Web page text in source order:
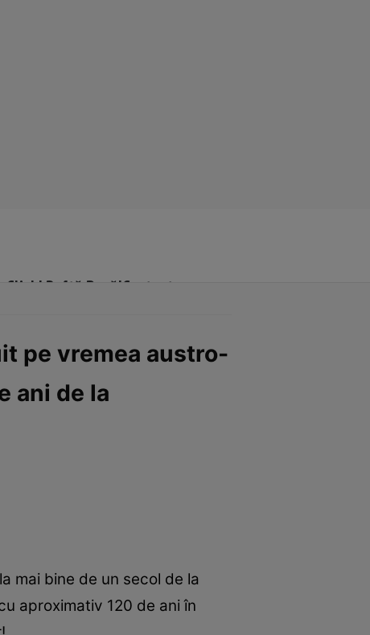
Click! Poftă Bună!Contact
pe vremea austro-
ani de la
mai bine de un secol de la
aproximativ 120 de ani în